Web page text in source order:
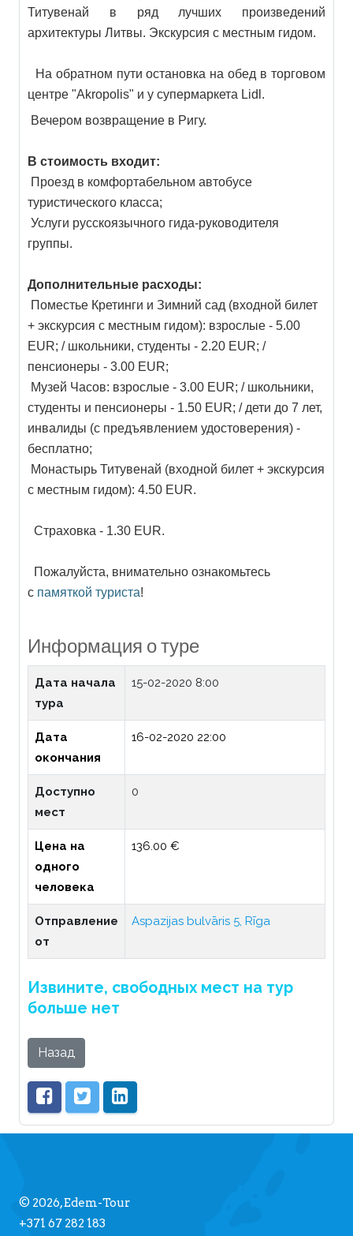
Титувенай в ряд лучших произведений
архитектуры Литвы. Экскурсия с местным гидом.
На обратном пути остановка на обед в торговом
центре "Akropolis" и у супермаркета Lidl.
Вечером возвращение в Ригу.
В стоимость входит:
Проезд в комфортабельном автобусе
туристического класса;
Услуги русскоязычного гида-руководителя
группы.
Дополнительные расходы:
Поместье Кретинги и Зимний сад (входной билет
+ экскурсия с местным гидом): взрослые - 5.00
EUR; / школьники, студенты - 2.20 EUR; /
пенсионеры - 3.00 EUR;
Музей Часов: взрослые - 3.00 EUR; / школьники,
студенты и пенсионеры - 1.50 EUR; / дети до 7 лет,
инвалиды (с предъявлением удостоверения) -
бесплатно;
Монастырь Титувенай (входной билет + экскурсия
с местным гидом): 4.50 EUR.
Страховка - 1.30 EUR.
Пожалуйста, внимательно ознакомьтесь
с памяткой туриста!
Информация о туре
Дата начала
тура
15-02-2020 8:00
Дата
окончания
16-02-2020 22:00
Доступно
мест
0
Цена на
одного
человека
136.00 €
Отправление
от
Aspazijas bulvāris 5, Rīga
Извините, свободных мест на тур
больше нет
Назад
© 2026, Edem-Tour
+371 67 282 183